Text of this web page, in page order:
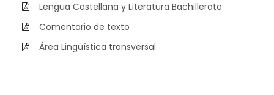
Lengua Castellana y Literatura Bachillerato
Comentario de texto
Área Lingüística transversal